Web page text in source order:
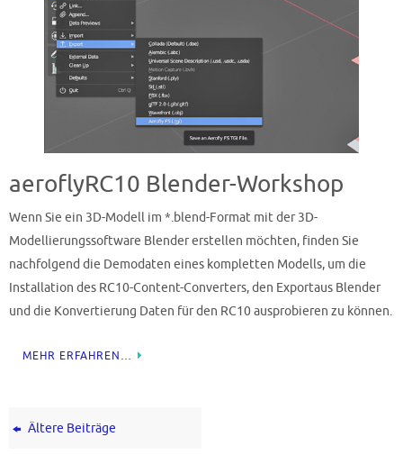
aeroflyRC10 Blender-Workshop
Wenn Sie ein 3D-Modell im *.blend-Format mit der 3D-
Modellierungssoftware Blender erstellen möchten, finden Sie
nachfolgend die Demodaten eines kompletten Modells, um die
Installation des RC10-Content-Converters, den Exportaus Blender
und die Konvertierung Daten für den RC10 ausprobieren zu können.
MEHR ERFAHREN…
Ältere Beiträge